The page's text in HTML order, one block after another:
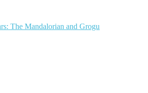
The Mandalorian and Grogu